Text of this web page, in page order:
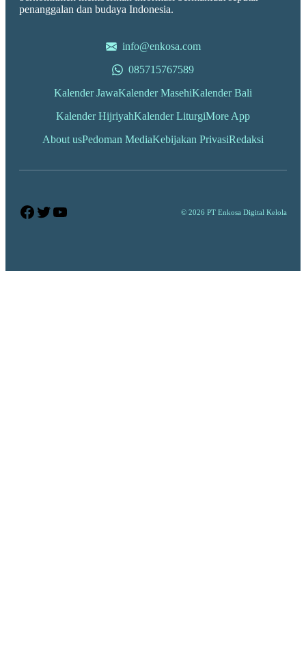
penanggalan dan budaya Indonesia.
info@enkosa.com
085715767589
Kalender JawaKalender MasehiKalender Bali
Kalender HijriyahKalender LiturgiMore App
About usPedoman MediaKebijakan PrivasiRedaksi
Facebook
Twitter
YouTube © 2026 PT Enkosa Digital Kelola